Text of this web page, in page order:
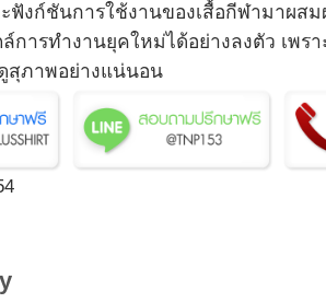
ฟังก์ชันการใช้งานของเสื้อกีฬามาผส
การทำงานยุคใหม่ได้อย่างลงตัว เพ
สุภาพอย่างแน่นอน